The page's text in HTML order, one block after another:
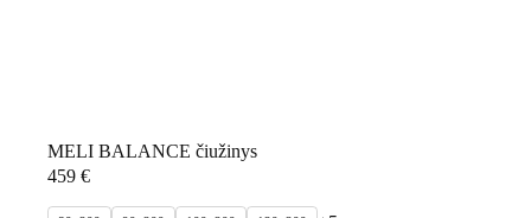
MELI BALANCE čiužinys
459 €